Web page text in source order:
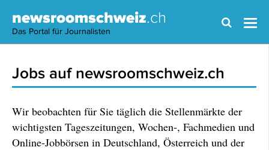
newsroomschweiz.ch
Das Portal für Journalisten
Jobs auf newsroomschweiz.ch
Wir beobachten für Sie täglich die Stellenmärkte der
wichtigsten Tageszeitungen, Wochen-, Fachmedien und
Online-Jobbörsen in Deutschland, Österreich und der